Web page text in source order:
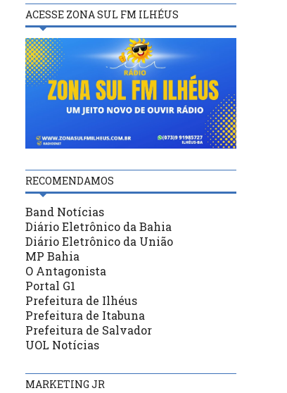
ACESSE ZONA SUL FM ILHÉUS
RECOMENDAMOS
Band Notícias
Diário Eletrônico da Bahia
Diário Eletrônico da União
MP Bahia
O Antagonista
Portal G1
Prefeitura de Ilhéus
Prefeitura de Itabuna
Prefeitura de Salvador
UOL Notícias
MARKETING JR